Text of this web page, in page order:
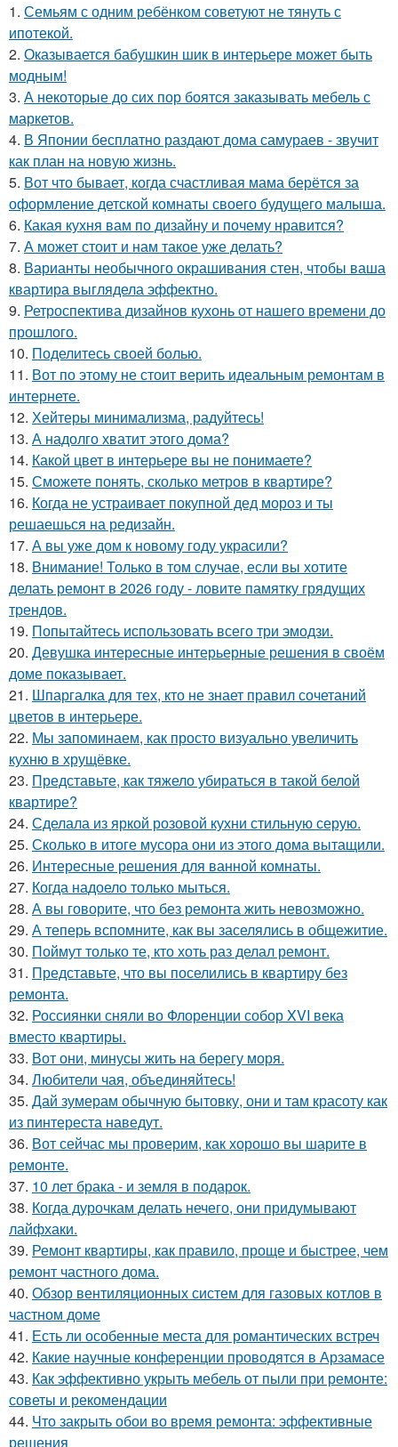
1. Семьям с одним ребёнком советуют не тянуть с
ипотекой.
2. Оказывается бабушкин шик в интерьере может быть
модным!
3. А некоторые до сих пор боятся заказывать мебель с
маркетов.
4. В Японии бесплатно раздают дома самураев - звучит
как план на новую жизнь.
5. Вот что бывает, когда счастливая мама берётся за
оформление детской комнаты своего будущего малыша.
6. Какая кухня вам по дизайну и почему нравится?
7. А может стоит и нам такое уже делать?
8. Варианты необычного окрашивания стен, чтобы ваша
квартира выглядела эффектно.
9. Ретроспектива дизайнов кухонь от нашего времени до
прошлого.
10. Поделитесь своей болью.
11. Вот по этому не стоит верить идеальным ремонтам в
интернете.
12. Хейтеры минимализма, радуйтесь!
13. А надолго хватит этого дома?
14. Какой цвет в интерьере вы не понимаете?
15. Сможете понять, сколько метров в квартире?
16. Когда не устраивает покупной дед мороз и ты
решаешься на редизайн.
17. А вы уже дом к новому году украсили?
18. Внимание! Только в том случае, если вы хотите
делать ремонт в 2026 году - ловите памятку грядущих
трендов.
19. Попытайтесь использовать всего три эмодзи.
20. Девушка интересные интерьерные решения в своём
доме показывает.
21. Шпаргалка для тех, кто не знает правил сочетаний
цветов в интерьере.
22. Мы запоминаем, как просто визуально увеличить
кухню в хрущёвке.
23. Представьте, как тяжело убираться в такой белой
квартире?
24. Сделала из яркой розовой кухни стильную серую.
25. Сколько в итоге мусора они из этого дома вытащили.
26. Интересные решения для ванной комнаты.
27. Когда надоело только мыться.
28. А вы говорите, что без ремонта жить невозможно.
29. А теперь вспомните, как вы заселялись в общежитие.
30. Поймут только те, кто хоть раз делал ремонт.
31. Представьте, что вы поселились в квартиру без
ремонта.
32. Россиянки сняли во Флоренции собор XVI века
вместо квартиры.
33. Вот они, минусы жить на берегу моря.
34. Любители чая, объединяйтесь!
35. Дай зумерам обычную бытовку, они и там красоту как
из пинтереста наведут.
36. Вот сейчас мы проверим, как хорошо вы шарите в
ремонте.
37. 10 лет брака - и земля в подарок.
38. Когда дурочкам делать нечего, они придумывают
лайфхаки.
39. Ремонт квартиры, как правило, проще и быстрее, чем
ремонт частного дома.
40. Обзор вентиляционных систем для газовых котлов в
частном доме
41. Есть ли особенные места для романтических встреч
42. Какие научные конференции проводятся в Арзамасе
43. Как эффективно укрыть мебель от пыли при ремонте:
советы и рекомендации
44. Что закрыть обои во время ремонта: эффективные
решения